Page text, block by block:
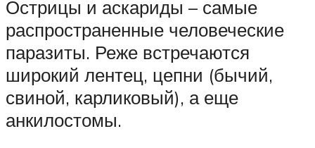
Острицы и аскариды – самые
распространенные человеческие
паразиты. Реже встречаются
широкий лентец, цепни (бычий,
свиной, карликовый), а еще
анкилостомы.